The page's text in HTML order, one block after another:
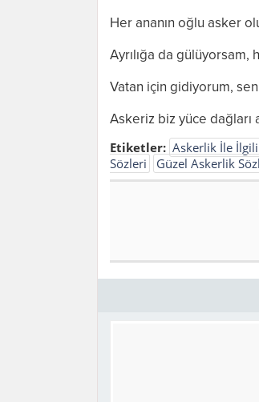
Her ananın oğlu asker
Ayrılığa da
Vatan için gidiyorum,
Askeriz biz yüce dağları
Etiketler: Askerlik İle
Sözleri
Güzel Askerlik